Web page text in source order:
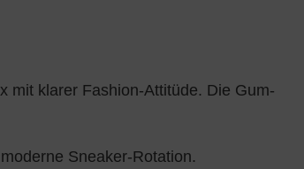
mit klarer Fashion-Attitüde. Die Gum-
Sneaker-Rotation.